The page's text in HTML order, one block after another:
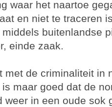
waar het naartoe
en niet te traceren
buitenlandse
einde zaak.
met de criminaliteit in
maar goed dat de
weer in een oude sok